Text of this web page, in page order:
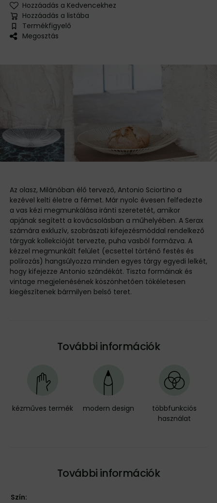
Hozzáadás a Kedvencekhez
Hozzáadás a listába
Termékfigyelő
Megosztás
Az olasz, Milánóban élő tervező, Antonio Sciortino a
kezével kelti életre a fémet. Már nyolc évesen felfedezte
a vas kézi megmunkálása iránti szeretetét, amikor
apjának segített a kovácsolásban a műhelyében. A Serax
számára exkluzív, szobrászati kifejezésmóddal rendelkező
tárgyak kollekcióját tervezte, puha vasból formázva. A
kézzel megmunkált felület (ecsettel történő festés és
polírozás) hangsúlyozza minden egyes tárgy egyedi lelkét,
hogy kifejezze Antonio szándékát. Tiszta formáinak és
vintage megjelenésének köszönhetően tökéletesen
kiegészítenek bármilyen belső teret.
További információk
kézműves termék modern design
többfunkciós
használat
További információk
Szín: